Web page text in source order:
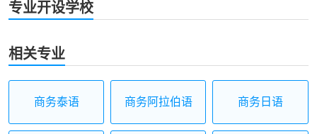
专业开设学校
相关专业
商务泰语 商务阿拉伯语 商务日语